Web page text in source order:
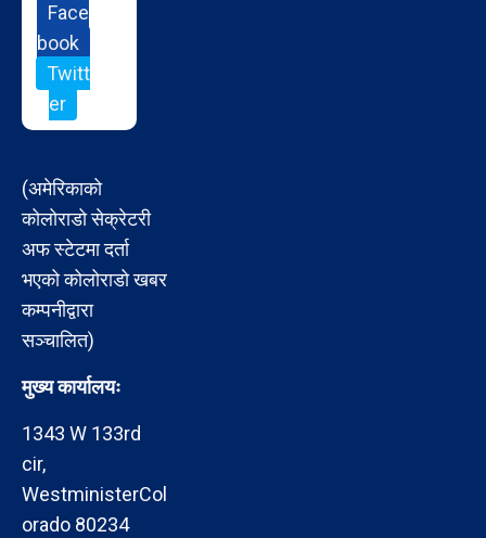
Face
book
Twitt
er
(अमेरिकाको
कोलोराडो सेक्रेटरी
अफ स्टेटमा दर्ता
भएको कोलोराडो खबर
कम्पनीद्वारा
सञ्चालित)
मुख्य कार्यालयः
1343 W 133rd
cir,
WestministerCol
orado 80234